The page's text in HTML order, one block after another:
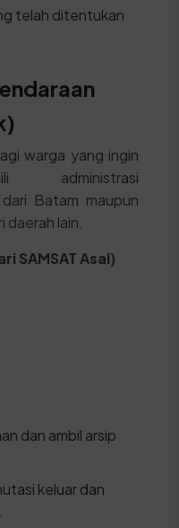
telah ditentukan
warga yang ingin
administrasi
Batam maupun
daerah lain.
SAMSAT Asal)
dan ambil arsip
keluar dan